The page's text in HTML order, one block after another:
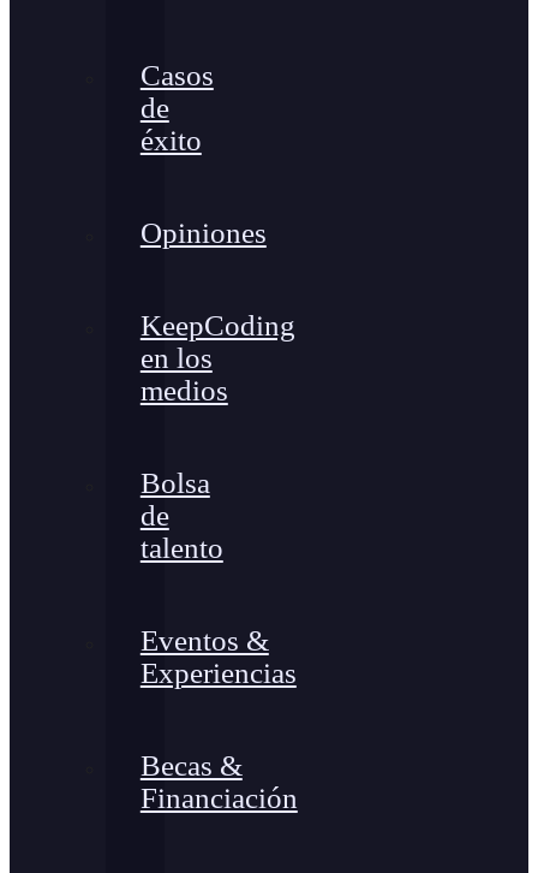
Casos
de
éxito
Opiniones
KeepCoding
en los
medios
Bolsa
de
talento
Eventos &
Experiencias
Becas &
Financiación